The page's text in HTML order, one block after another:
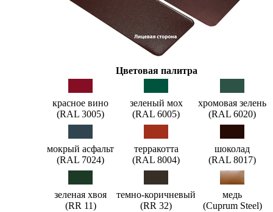
Цветовая палитра
красное вино
(RAL 3005)
зеленый мох
(RAL 6005)
хромовая зелень
(RAL 6020)
мокрый асфальт
(RAL 7024)
терракотта
(RAL 8004)
шоколад
(RAL 8017)
зеленая хвоя
(RR 11)
темно-коричневый
(RR 32)
медь
(Cuprum Steel)